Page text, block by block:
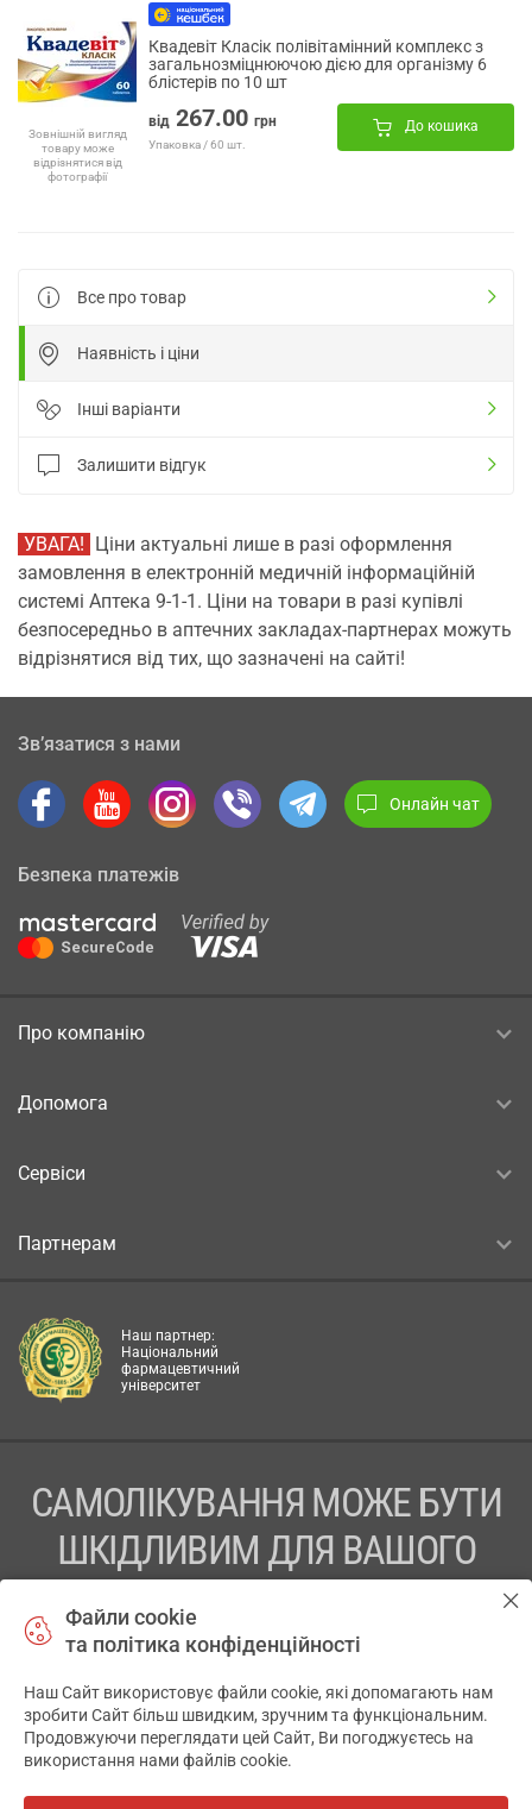
Зовнішній вигляд
товару може
відрізнятися від
фотографії
Квадевіт Класік полівітамінний комплекс з
загальнозміцнюючою дією для організму 6
блістерів по 10 шт
від 267.00 грн
Упаковка / 60 шт.
До кошика
Все про товар
Наявність і ціни
Інші варіанти
Залишити відгук
УВАГА! Ціни актуальні лише в разі оформлення
замовлення в електронній медичній інформаційній
системі Аптека 9-1-1. Ціни на товари в разі купівлі
безпосередньо в аптечних закладах-партнерах можуть
відрізнятися від тих, що зазначені на сайті!
Зв’язатися з нами
Онлайн чат
Безпека платежів
Про компанію
Допомога
Сервіси
Партнерам
Наш партнер:
Національний
фармацевтичний
університет
САМОЛІКУВАННЯ МОЖЕ БУТИ
ШКІДЛИВИМ ДЛЯ ВАШОГО
ПЕРЕД ЗАСТОСУВАННЯМ ПРЕПАРАТУ ПРОКОНСУЛЬТУЙТЕСЬ
ТОВ «АПТЕКА 911.ЮА» Код ЄДРПОУ 43631965.
Відмова від відповідальності
Файли cookie
та політика конфіденційності
Наш Сайт використовує файли cookie, які допомагають нам
зробити Сайт більш швидким, зручним та функціональним.
Продовжуючи переглядати цей Сайт, Ви погоджуєтесь на
використання нами файлів cookie.
✕